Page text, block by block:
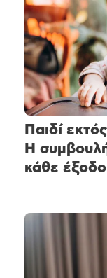
Παιδί
Η
κάθε έξοδο